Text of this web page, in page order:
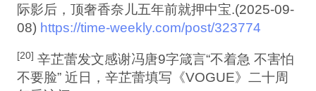
际影后，顶奢香奈儿五年前就押中宝.(2025-09-
08) https://time-weekly.com/post/323774
[20] 辛芷蕾发文感谢冯唐9字箴言“不着急 不害怕
不要脸” 近日，辛芷蕾填写《VOGUE》二十周